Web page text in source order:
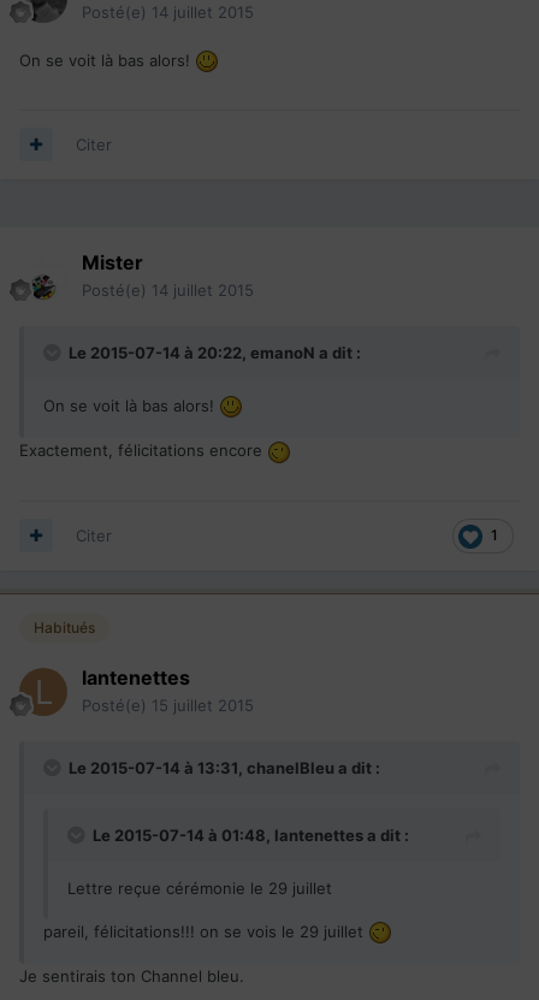
Posté(e) 14 juillet 2015
On se voit là bas alors!
Citer
Mister
Posté(e) 14 juillet 2015
Le 2015-07-14 à 20:22, emanoN a dit :
On se voit là bas alors!
Exactement, félicitations encore
1
Citer
Habitués
lantenettes
Posté(e) 15 juillet 2015
Le 2015-07-14 à 13:31, chanelBleu a dit :
Le 2015-07-14 à 01:48, lantenettes a dit :
Lettre reçue cérémonie le 29 juillet
pareil, félicitations!!! on se vois le 29 juillet
Je sentirais ton Channel bleu.